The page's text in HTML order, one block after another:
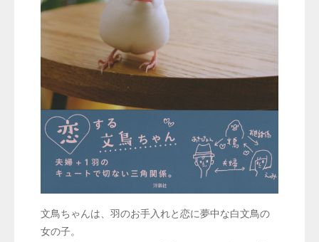
文鳥ちゃんは、羽のお手入れと恋に夢中な白文鳥の
女の子。